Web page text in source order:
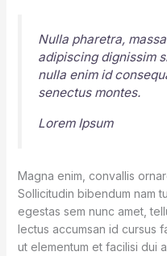
Nulla pharetra,
adipiscing dignissim
nulla enim id
senectus montes.
Lorem Ipsum
Magna enim, convallis
Sollicitudin bibendum nam
egestas sem nunc amet,
lectus accumsan id cursus
ut elementum et facilisi dui